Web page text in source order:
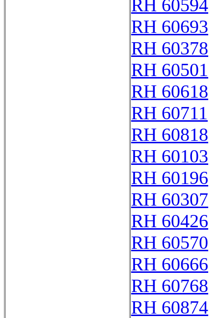
RH 60594
RH 60693
RH 60378
RH 60501
RH 60618
RH 60711
RH 60818
RH 60103
RH 60196
RH 60307
RH 60426
RH 60570
RH 60666
RH 60768
RH 60874